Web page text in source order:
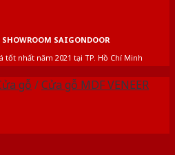
SAIGONDOOR
tốt nhất năm 2021 tại TP. Hồ Chí Minh
gỗ /Cửa gỗ MDF VENEER